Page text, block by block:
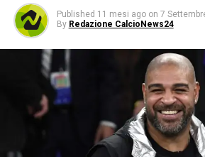
Published 11 mesi ago on 7
By Redazione CalcioNews24